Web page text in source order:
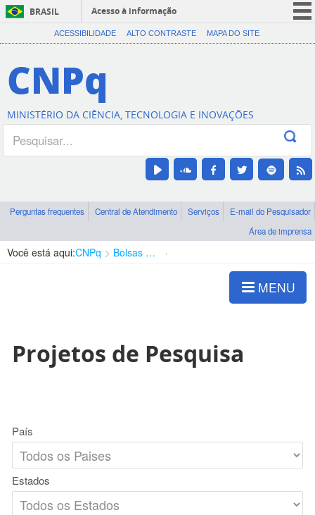
BRASIL
Acesso à informação
CORONAVÍRUS (COVID-19)
Canais
ACESSIBILIDADE ALTO CONTRASTE MAPA DO SITE
CNPq
MINISTÉRIO DA CIÊNCIA, TECNOLOGIA E INOVAÇÕES
Perguntas frequentes Central de Atendimento Serviços
E-mail do Pesquisador
Área de imprensa
Você está aqui:CNPq Bolsas e Auxílios Vigentes
MENU
Projetos de Pesquisa
País
Estados